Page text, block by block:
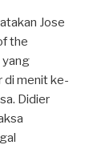
Jose
the
yang
di menit ke-
Didier